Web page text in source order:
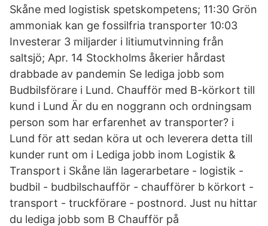
Skåne med logistisk spetskompetens; 11:30 Grön
ammoniak kan ge fossilfria transporter 10:03
Investerar 3 miljarder i litiumutvinning från
saltsjö; Apr. 14 Stockholms åkerier hårdast
drabbade av pandemin Se lediga jobb som
Budbilsförare i Lund. Chaufför med B-körkort till
kund i Lund Är du en noggrann och ordningsam
person som har erfarenhet av transporter? i
Lund för att sedan köra ut och leverera detta till
kunder runt om i Lediga jobb inom Logistik &
Transport i Skåne län lagerarbetare - logistik -
budbil - budbilschaufför - chaufförer b körkort -
transport - truckförare - postnord. Just nu hittar
du lediga jobb som B Chaufför på